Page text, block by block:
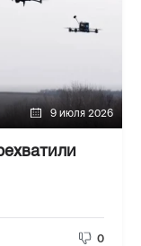
9 июля 2026
0